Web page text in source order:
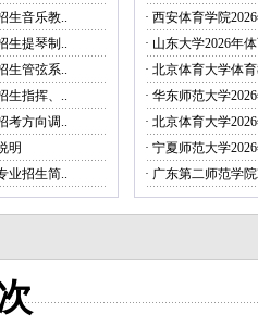
生音乐教..
生提琴制..
生管弦系..
生指挥、..
考方向调..
明
业招生简..
· 西安体育学院
· 山东大学2026年
· 北京体育大学体
· 华东师范大学
· 北京体育大学
· 宁夏师范大学
· 广东第二师范学